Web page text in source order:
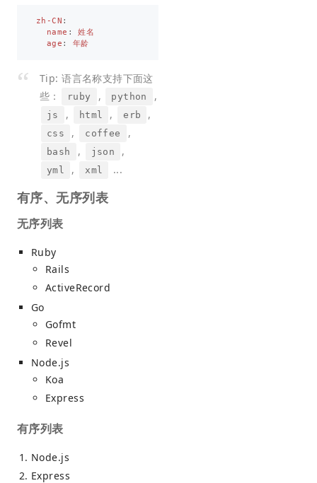
zh-CN :
name :
姓名
age : 年龄
Tip: 语言名称支持下面这
些：
ruby , python ,
js , html , erb ,
css , coffee ,
bash , json ,
yml , xml ...
有序、无序列表
无序列表
Ruby
Rails
ActiveRecord
Go
Gofmt
Revel
Node.js
Koa
Express
有序列表
Node.js
Express